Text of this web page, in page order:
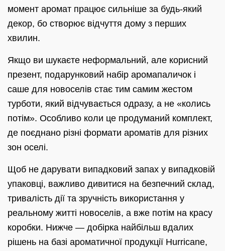
момент аромат працює сильніше за будь-який
декор, бо створює відчуття дому з перших
хвилин.
Якщо ви шукаєте неформальний, але корисний
презент, подарунковий набір аромапаличок і
саше для новоселів стає тим самим жестом
турботи, який відчувається одразу, а не «колись
потім». Особливо коли це продуманий комплект,
де поєднано різні формати ароматів для різних
зон оселі.
Щоб не дарувати випадковий запах у випадковій
упаковці, важливо дивитися на безпечний склад,
тривалість дії та зручність використання у
реальному житті новоселів, а вже потім на красу
коробки. Нижче — добірка найбільш вдалих
рішень на базі ароматичної продукції Hurricane,